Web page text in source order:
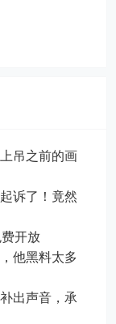
吊之前的画
诉了！竟然
开放
他黑料太多
出声音，承